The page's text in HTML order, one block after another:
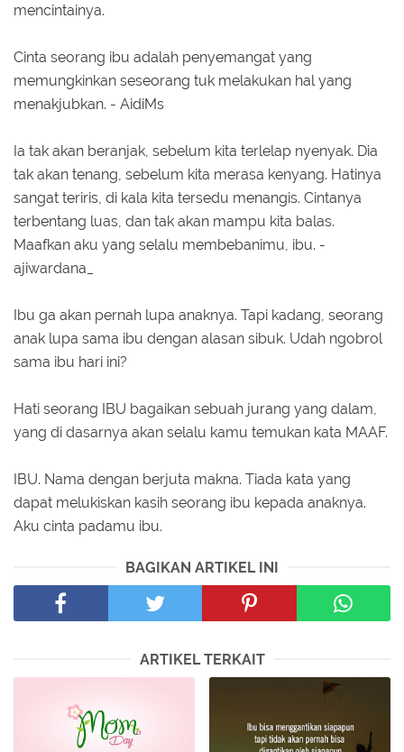
mencintainya.
Cinta seorang ibu adalah penyemangat yang
memungkinkan seseorang tuk melakukan hal yang
menakjubkan. - AidiMs
Ia tak akan beranjak, sebelum kita terlelap nyenyak. Dia
tak akan tenang, sebelum kita merasa kenyang. Hatinya
sangat teriris, di kala kita tersedu menangis. Cintanya
terbentang luas, dan tak akan mampu kita balas.
Maafkan aku yang selalu membebanimu, ibu. -
ajiwardana_
Ibu ga akan pernah lupa anaknya. Tapi kadang, seorang
anak lupa sama ibu dengan alasan sibuk. Udah ngobrol
sama ibu hari ini?
Hati seorang IBU bagaikan sebuah jurang yang dalam,
yang di dasarnya akan selalu kamu temukan kata MAAF.
IBU. Nama dengan berjuta makna. Tiada kata yang
dapat melukiskan kasih seorang ibu kepada anaknya.
Aku cinta padamu ibu.
BAGIKAN ARTIKEL INI
ARTIKEL TERKAIT